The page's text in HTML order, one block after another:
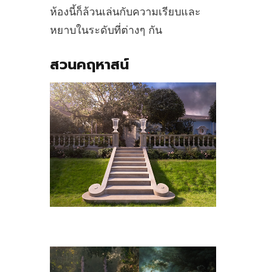
ห้องนี้ก็ล้วนเล่นกับความเรียบและ
หยาบในระดับที่ต่างๆ กัน
สวนคฤหาสน์